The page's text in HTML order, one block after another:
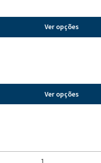
Ver opções
Ver opções